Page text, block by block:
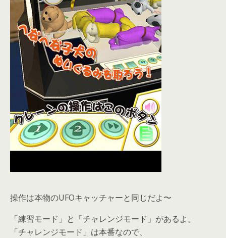
操作は本物のUFOキャッチャーと同じだよ〜
「練習モード」と「チャレンジモード」があるよ。
「チャレンジモード」は本番なので、